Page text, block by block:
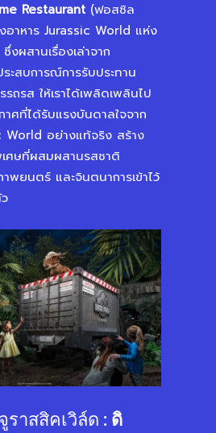
Restaurant (ฟอสซิล
าหาร Jurassic World แห่ง
ผสานเรื่องเล่าจาก
ะสบการณ์การรับประทาน
รถรส ให้เราได้เพลิดเพลินไป
าศที่ได้รับแรงบันดาลใจจาก
World อย่างแท้จริง สร้าง
ศษที่ผสมผสานรสชาติ
พยนตร์ และจินตนาการเข้าไว้
ราสสิคเวิล์ด : ดิ